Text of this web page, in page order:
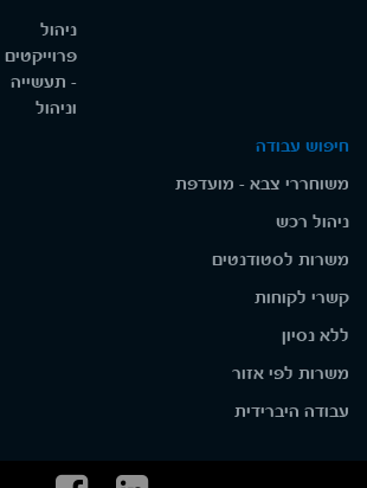
ניהול
פרוייקטים
- תעשייה
וניהול
חיפוש עבודה
משוחררי צבא - מועדפת
ניהול רכש
משרות לסטודנטים
קשרי לקוחות
ללא נסיון
משרות לפי אזור
עבודה היברידית